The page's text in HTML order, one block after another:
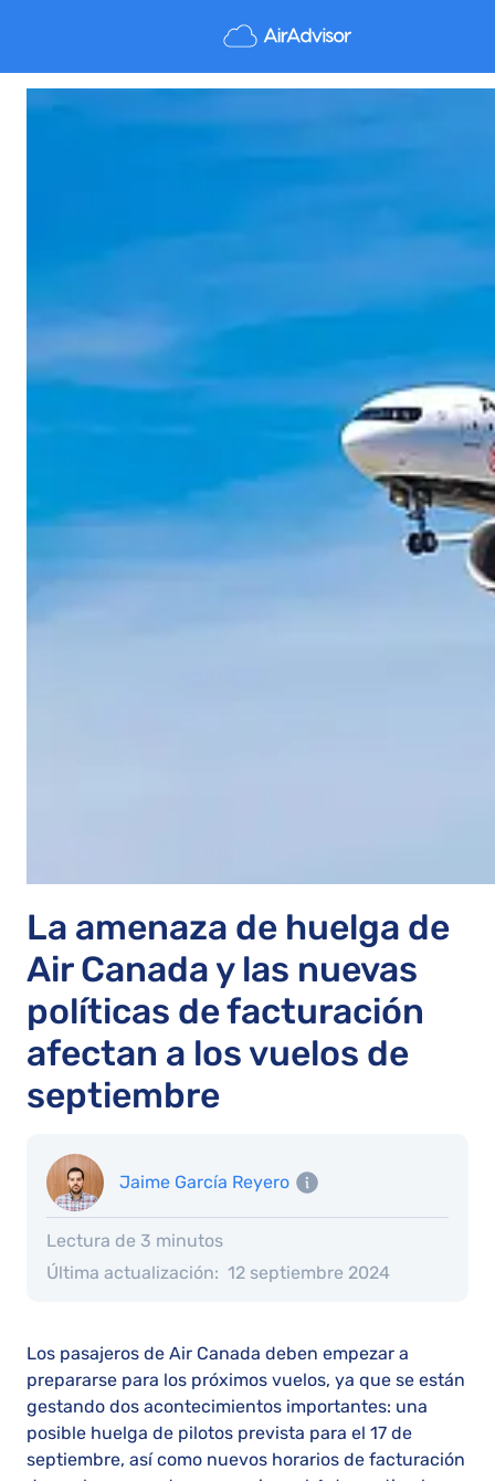
La amenaza de huelga de
Air Canada y las nuevas
políticas de facturación
afectan a los vuelos de
septiembre
Jaime García Reyero
Lectura de 3 minutos
Última actualización: 12 septiembre 2024
Los pasajeros de Air Canada deben empezar a
prepararse para los próximos vuelos, ya que se están
gestando dos acontecimientos importantes: una
posible huelga de pilotos prevista para el 17 de
septiembre, así como nuevos horarios de facturación